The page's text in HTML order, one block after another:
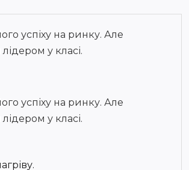
успіху на ринку. Але
у класі.
успіху на ринку. Але
у класі.